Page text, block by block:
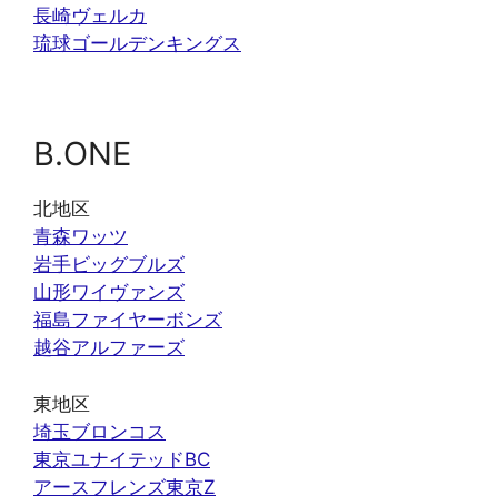
長崎ヴェルカ
琉球ゴールデンキングス
B.ONE
北地区
青森ワッツ
岩手ビッグブルズ
山形ワイヴァンズ
福島ファイヤーボンズ
越谷アルファーズ
東地区
埼玉ブロンコス
東京ユナイテッドBC
アースフレンズ東京Z